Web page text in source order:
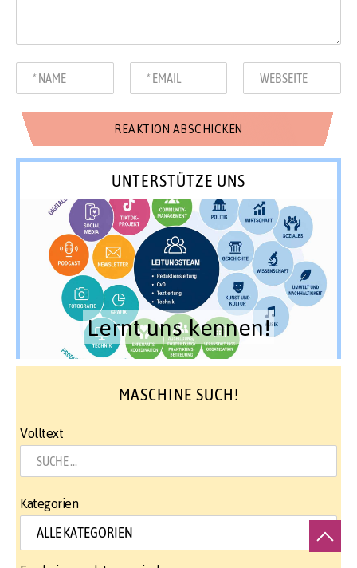
UNTERSTÜTZE UNS
Lernt uns kennen!
MASCHINE SUCH!
Volltext
Kategorien